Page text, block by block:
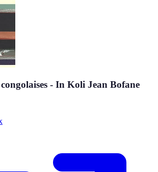
- In Koli Jean Bofane